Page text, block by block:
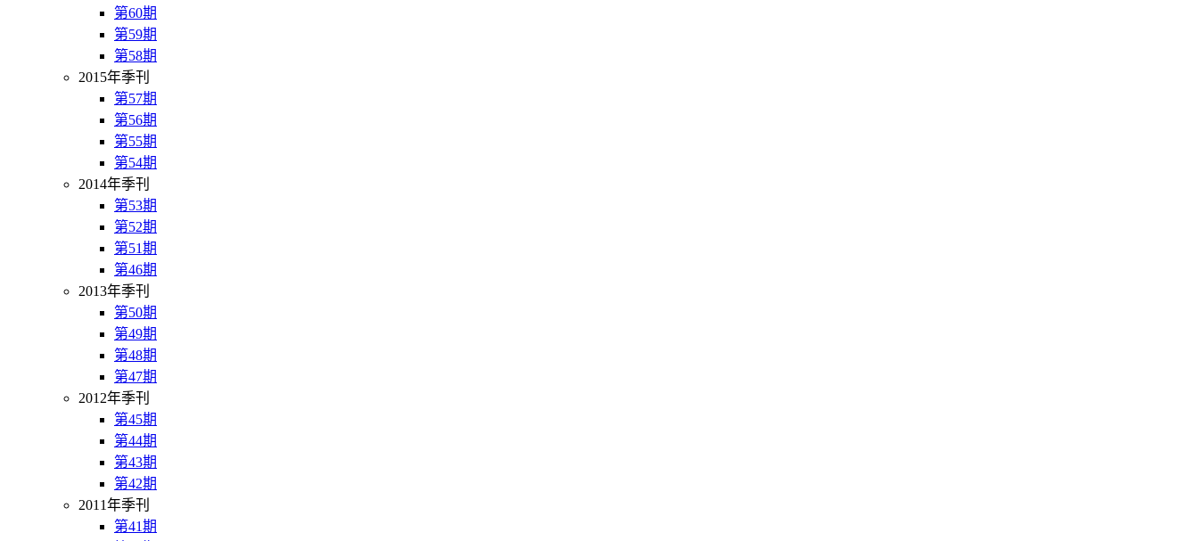
第60期
第59期
第58期
2015年季刊
第57期
第56期
第55期
第54期
2014年季刊
第53期
第52期
第51期
第46期
2013年季刊
第50期
第49期
第48期
第47期
2012年季刊
第45期
第44期
第43期
第42期
2011年季刊
第41期